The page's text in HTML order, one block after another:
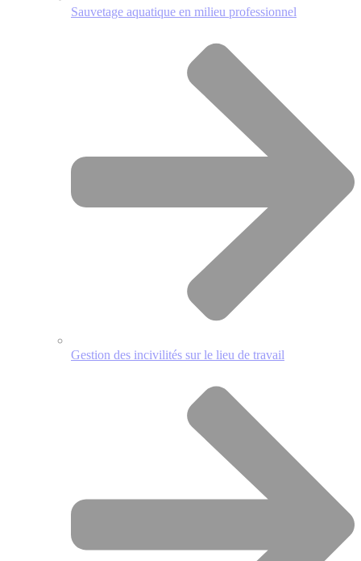
Sauvetage aquatique en milieu professionnel
Gestion des incivilités sur le lieu de travail